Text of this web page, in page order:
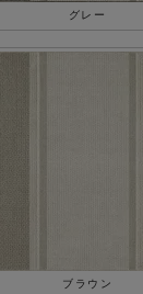
グレー
ブラウン